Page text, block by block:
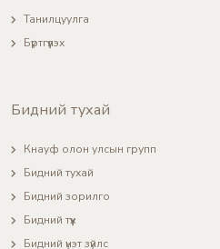
Танилцуулга
Бүртгүүлэх
Бидний тухай
Кнауф олон улсын групп
Бидний тухай
Бидний зорилго
Бидний түүх
Бидний үнэт зүйлс